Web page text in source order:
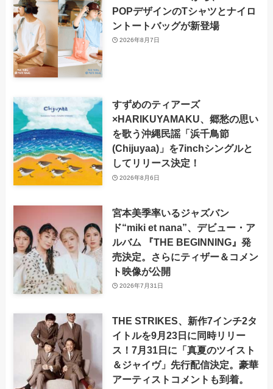
POPデザインのTシャツとナイロ
ントートバッグが新登場
2026年8月7日
すずめのティアーズ
×HARIKUYAMAKU、郷愁の思い
を歌う沖縄民謡「浜千鳥節
(Chijuyaa)」を7inchシングルと
してリリース決定！
2026年8月6日
宮本美季率いるジャズバン
ド“miki et nana”、デビュー・ア
ルバム 『THE BEGINNING』発
売決定。さらにティザー＆コメン
ト映像が公開
2026年7月31日
THE STRIKES、新作7インチ2タ
イトルを9月23日に同時リリー
ス！7月31日に「真夏のツイスト
＆ジャイヴ」先行配信決定。豪華
アーティストコメントも到着。